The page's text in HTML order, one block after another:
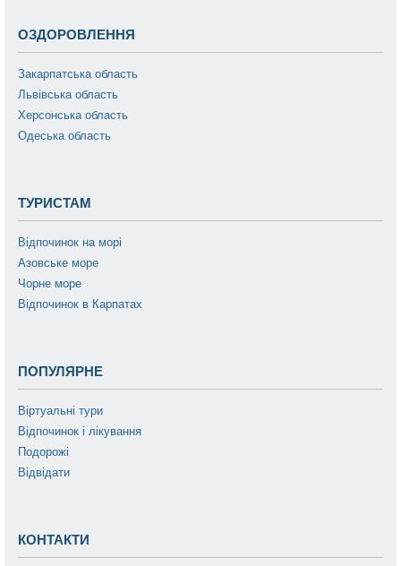
ОЗДОРОВЛЕННЯ
Закарпатська область
Львівська область
Херсонська область
Одеська область
ТУРИСТАМ
Відпочинок на морі
Азовське море
Чорне море
Відпочинок в Карпатах
ПОПУЛЯРНЕ
Віртуальні тури
Відпочинок і лікування
Подорожі
Відвідати
КОНТАКТИ